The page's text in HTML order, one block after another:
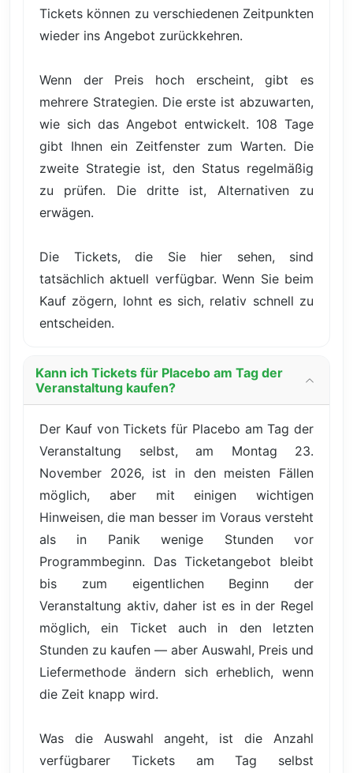
Tickets können zu verschiedenen Zeitpunkten
wieder ins Angebot zurückkehren.
Wenn der Preis hoch erscheint, gibt es
mehrere Strategien. Die erste ist abzuwarten,
wie sich das Angebot entwickelt. 108 Tage
gibt Ihnen ein Zeitfenster zum Warten. Die
zweite Strategie ist, den Status regelmäßig
zu prüfen. Die dritte ist, Alternativen zu
erwägen.
Die Tickets, die Sie hier sehen, sind
tatsächlich aktuell verfügbar. Wenn Sie beim
Kauf zögern, lohnt es sich, relativ schnell zu
entscheiden.
Kann ich Tickets für Placebo am Tag der
Veranstaltung kaufen?
Der Kauf von Tickets für Placebo am Tag der
Veranstaltung selbst, am Montag 23.
November 2026, ist in den meisten Fällen
möglich, aber mit einigen wichtigen
Hinweisen, die man besser im Voraus versteht
als in Panik wenige Stunden vor
Programmbeginn. Das Ticketangebot bleibt
bis zum eigentlichen Beginn der
Veranstaltung aktiv, daher ist es in der Regel
möglich, ein Ticket auch in den letzten
Stunden zu kaufen — aber Auswahl, Preis und
Liefermethode ändern sich erheblich, wenn
die Zeit knapp wird.
Was die Auswahl angeht, ist die Anzahl
verfügbarer Tickets am Tag selbst